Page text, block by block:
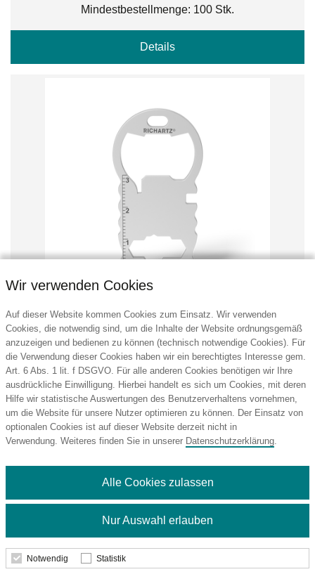
Mindestbestellmenge: 100 Stk.
Details
RICHARTZ® KEY TOOL compact 13+
RICHARTZ®
ab 2,10 €
Details
Wir verwenden Cookies
Auf dieser Website kommen Cookies zum Einsatz. Wir verwenden
Cookies, die notwendig sind, um die Inhalte der Website ordnungsgemäß
anzuzeigen und bedienen zu können (technisch notwendige Cookies). Für
die Verwendung dieser Cookies haben wir ein berechtigtes Interesse gem.
Art. 6 Abs. 1 lit. f DSGVO. Für alle anderen Cookies benötigen wir Ihre
ausdrückliche Einwilligung. Hierbei handelt es sich um Cookies, mit deren
Hilfe wir statistische Auswertungen des Benutzerverhaltens vornehmen,
um die Website für unsere Nutzer optimieren zu können. Der Einsatz von
optionalen Cookies ist auf dieser Website derzeit nicht in
Verwendung. Weiteres finden Sie in unserer Datenschutzerklärung.
Nur Auswahl erlauben
Alle Cookies zulassen
Notwendig Statistik